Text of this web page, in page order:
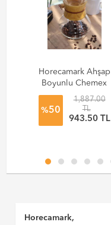
Horecamark Ahşap
Boyunlu Chemex
Demleme
Ekipmanı - 800 ml
%50
1,887.00
TL
943.50 TL
Horecamark,